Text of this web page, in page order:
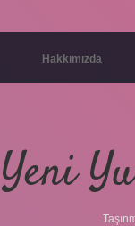
Hakkımızda
Yeni